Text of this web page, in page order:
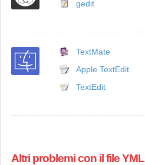
gedit
TextMate
Apple TextEdit
TextEdit
Altri problemi con il file YML